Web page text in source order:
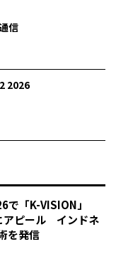
信
2026
で「K-VISION」
アピール インドネ
を発信